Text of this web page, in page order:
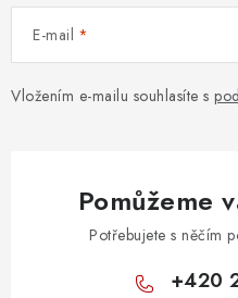
E-mail
Vložením e-mailu souhlasíte s
Pomůžeme
Potřebujete s něčím
+420